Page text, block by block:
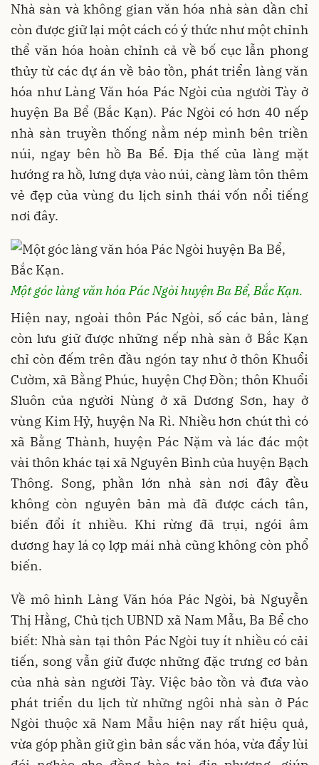
Nhà sàn và không gian văn hóa nhà sàn dần chỉ
còn được giữ lại một cách có ý thức như một chỉnh
thể văn hóa hoàn chỉnh cả về bố cục lẫn phong
thủy từ các dự án về bảo tồn, phát triển làng văn
hóa như Làng Văn hóa Pác Ngòi của người Tày ở
huyện Ba Bể (Bắc Kạn). Pác Ngòi có hơn 40 nếp
nhà sàn truyền thống nằm nép mình bên triền
núi, ngay bên hồ Ba Bể. Địa thế của làng mặt
hướng ra hồ, lưng dựa vào núi, càng làm tôn thêm
vẻ đẹp của vùng du lịch sinh thái vốn nổi tiếng
nơi đây.
Một góc làng văn hóa Pác Ngòi huyện Ba Bể, Bắc Kạn.
Hiện nay, ngoài thôn Pác Ngòi, số các bản, làng
còn lưu giữ được những nếp nhà sàn ở Bắc Kạn
chỉ còn đếm trên đầu ngón tay như ở thôn Khuổi
Cườm, xã Bằng Phúc, huyện Chợ Đồn; thôn Khuổi
Sluôn của người Nùng ở xã Dương Sơn, hay ở
vùng Kim Hỷ, huyện Na Rì. Nhiều hơn chút thì có
xã Bằng Thành, huyện Pác Nặm và lác đác một
vài thôn khác tại xã Nguyên Bình của huyện Bạch
Thông. Song, phần lớn nhà sàn nơi đây đều
không còn nguyên bản mà đã được cách tân,
biến đổi ít nhiều. Khi rừng đã trụi, ngói âm
dương hay lá cọ lợp mái nhà cũng không còn phổ
biến.
Về mô hình Làng Văn hóa Pác Ngòi, bà Nguyễn
Thị Hằng, Chủ tịch UBND xã Nam Mẫu, Ba Bể cho
biết: Nhà sàn tại thôn Pác Ngòi tuy ít nhiều có cải
tiến, song vẫn giữ được những đặc trưng cơ bản
của nhà sàn người Tày. Việc bảo tồn và đưa vào
phát triển du lịch từ những ngôi nhà sàn ở Pác
Ngòi thuộc xã Nam Mẫu hiện nay rất hiệu quả,
vừa góp phần giữ gìn bản sắc văn hóa, vừa đẩy lùi